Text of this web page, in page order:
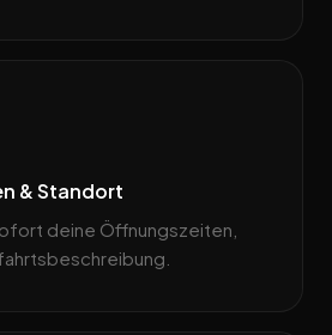
& Standort
deine Öffnungszeiten,